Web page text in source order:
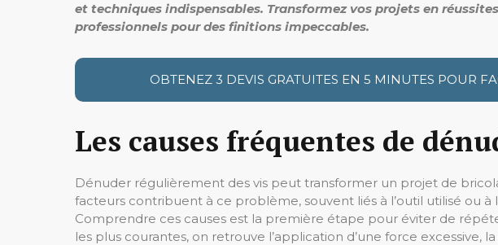
et techniques indispensables. Transformez vos projets en
professionnels pour des finitions impeccables.
OBTENEZ 3 DEVIS GRATUITES EN 5 MINUTES POUR
Les causes fréquentes de
Dénuder régulièrement des vis peut transformer un projet de
facteurs contribuent à ce problème, souvent liés à l’outil utilisé ou
Comprendre ces causes est la première étape pour éviter de
les plus courantes, on retrouve l’application d’une force excessive,